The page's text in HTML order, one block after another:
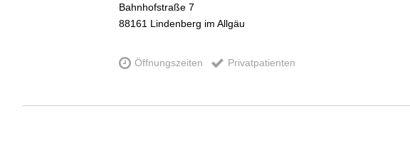
Bahnhofstraße 7
88161 Lindenberg im Allgäu
Öffnungszeiten Privatpatienten